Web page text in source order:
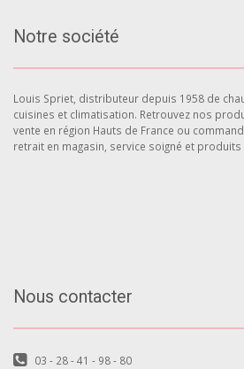
Notre société
Louis Spriet, distributeur depuis 1958 de
cuisines et climatisation. Retrouvez nos
vente en région Hauts de France ou
retrait en magasin, service soigné et
Nous contacter
03 - 28 - 41 - 98 - 80